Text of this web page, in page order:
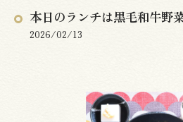
本日のランチは黒毛和牛野
2026/02/13